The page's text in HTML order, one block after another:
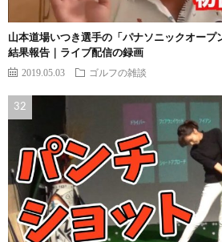
山本道場いつき選手の「パナソニックオー
結果報告｜ライブ配信の録画
2019.05.03 ゴルフの雑談